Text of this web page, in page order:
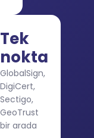
Tek
nokta
GlobalSign,
DigiCert,
Sectigo,
GeoTrust
bir arada